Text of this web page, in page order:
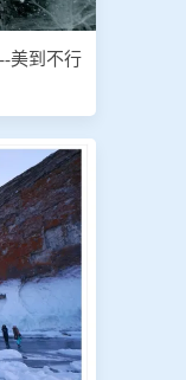
美到不行